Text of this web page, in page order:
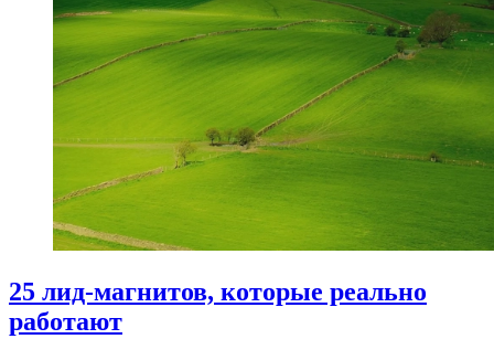
25 лид-магнитов, которые реально
работают